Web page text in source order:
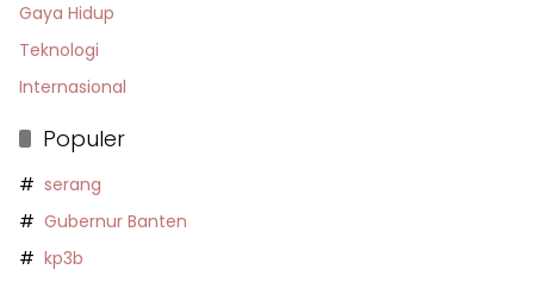
Gaya Hidup
Teknologi
Internasional
Populer
serang
Gubernur Banten
kp3b